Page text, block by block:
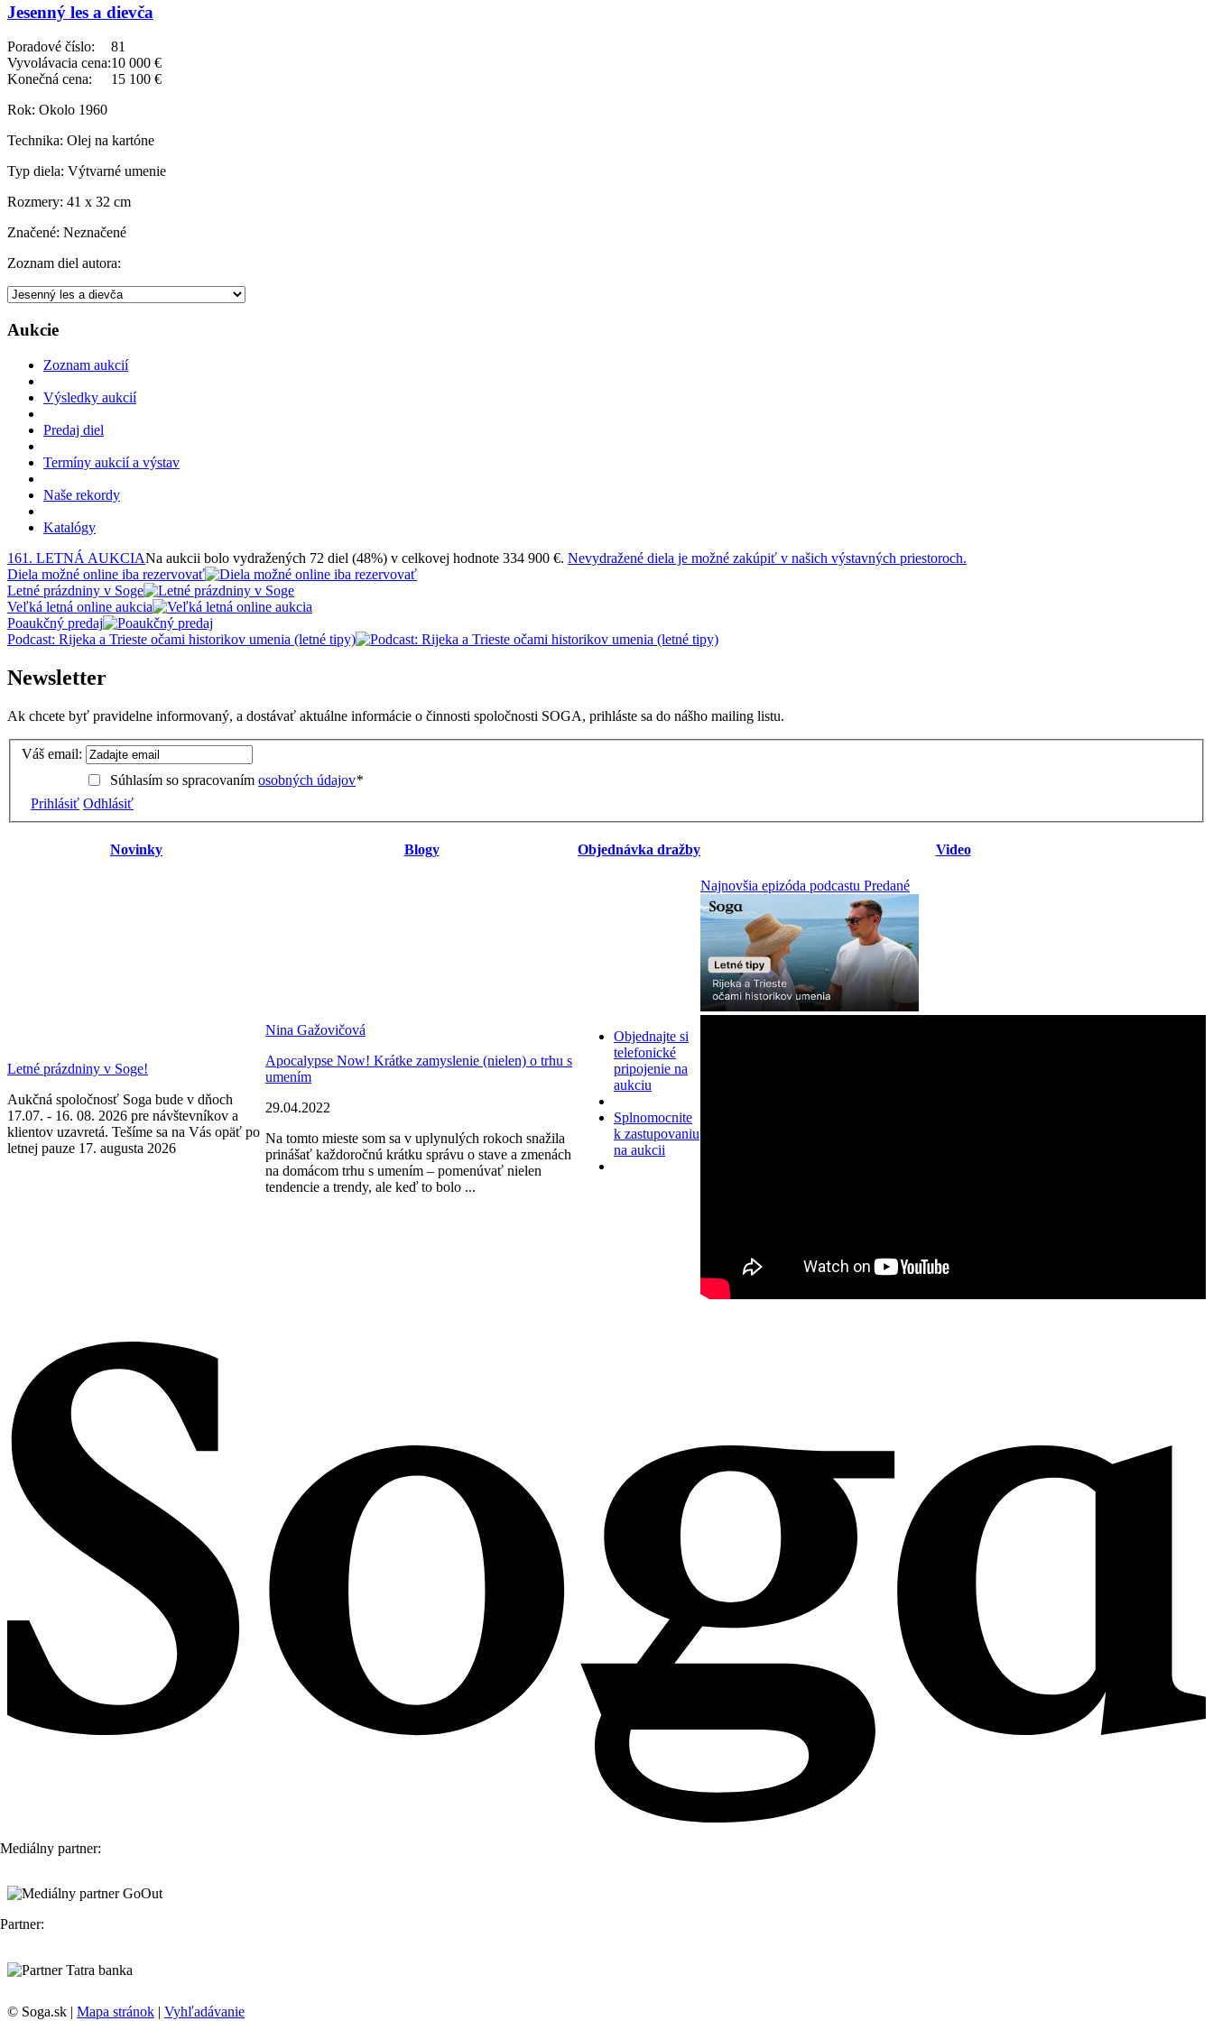
Jesenný les a dievča
Poradové číslo:
81
Vyvolávacia cena:10 000 €
Konečná cena:
15 100 €
Rok: Okolo 1960
Technika: Olej na kartóne
Typ diela: Výtvarné umenie
Rozmery: 41 x 32 cm
Značené: Neznačené
Zoznam diel autora:
Aukcie
Zoznam aukcií
Výsledky aukcií
Predaj diel
Termíny aukcií a výstav
Naše rekordy
Katalógy
161. LETNÁ AUKCIANa aukcii bolo vydražených 72 diel (48%) v celkovej hodnote 334 900 €. Nevydražené diela je možné zakúpiť v našich výstavných priestoroch.
Diela možné online iba rezervovať
Letné prázdniny v Soge
Veľká letná online aukcia
Poaukčný predaj
Podcast: Rijeka a Trieste očami historikov umenia (letné tipy)
Newsletter
Ak chcete byť pravidelne informovaný, a dostávať aktuálne informácie o činnosti spoločnosti SOGA, prihláste sa do nášho mailing listu.
Váš email:
Súhlasím so spracovaním osobných údajov*
Prihlásiť Odhlásiť
Novinky Blogy Objednávka dražby Video
Letné prázdniny v Soge!
Aukčná spoločnosť Soga bude v dňoch
17.07. - 16. 08. 2026 pre návštevníkov a
klientov uzavretá. Tešíme sa na Vás opäť po
letnej pauze 17. augusta 2026
Nina Gažovičová
Apocalypse Now! Krátke zamyslenie (nielen) o trhu s
umením
29.04.2022
Na tomto mieste som sa v uplynulých rokoch snažila
prinášať každoročnú krátku správu o stave a zmenách
na domácom trhu s umením – pomenúvať nielen
tendencie a trendy, ale keď to bolo ...
Objednajte si
telefonické
pripojenie na
aukciu
Splnomocnite
k zastupovaniu
na aukcii
Najnovšia epizóda podcastu Predané
Mediálny partner:
Partner:
© Soga.sk | Mapa stránok | Vyhľadávanie